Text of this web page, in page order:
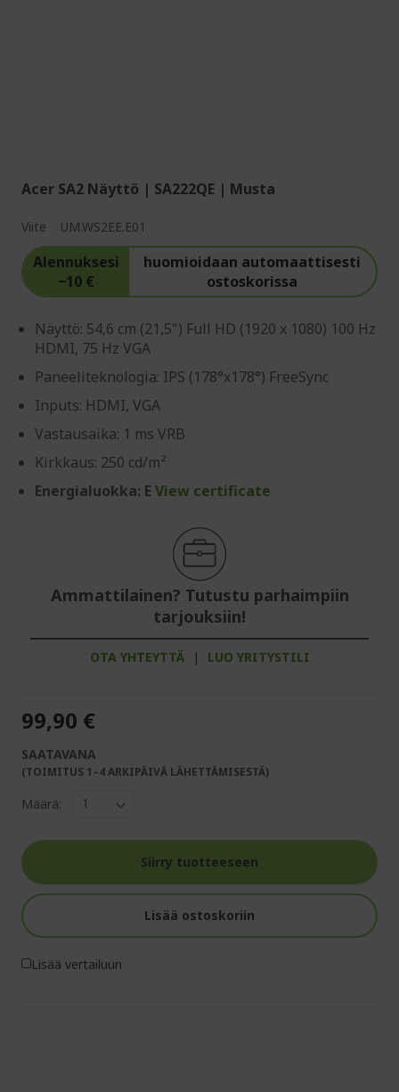
Acer SA2 Näyttö | SA222QE | Musta
Viite UM.WS2EE.E01
Alennuksesi
−10 €
huomioidaan automaattisesti
ostoskorissa
Näyttö: 54,6 cm (21,5") Full HD (1920 x 1080) 100 Hz
HDMI, 75 Hz VGA
Paneeliteknologia: IPS (178°x178°) FreeSync
Inputs: HDMI, VGA
Vastausaika: 1 ms VRB
Kirkkaus: 250 cd/m²
Energialuokka: E View certificate
Ammattilainen? Tutustu parhaimpiin
tarjouksiin!
OTA YHTEYTTÄ | LUO YRITYSTILI
99,90 €
SAATAVANA
(TOIMITUS 1–4 ARKIPÄIVÄ LÄHETTÄMISESTÄ)
Määrä:
Siirry tuotteeseen
Lisää ostoskoriin
Lisää vertailuun